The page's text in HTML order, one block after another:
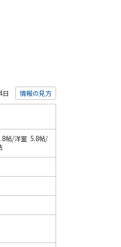
日 情報の見方
帖/洋室 5.8帖/